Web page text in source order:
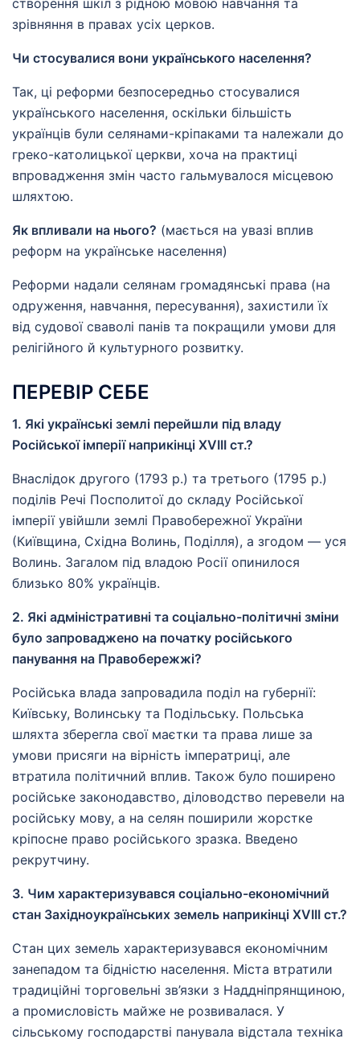
створення шкіл з рідною мовою навчання та
зрівняння в правах усіх церков.
Чи стосувалися вони українського населення?
Так, ці реформи безпосередньо стосувалися
українського населення, оскільки більшість
українців були селянами-кріпаками та належали до
греко-католицької церкви, хоча на практиці
впровадження змін часто гальмувалося місцевою
шляхтою.
Як впливали на нього? (мається на увазі вплив
реформ на українське населення)
Реформи надали селянам громадянські права (на
одруження, навчання, пересування), захистили їх
від судової сваволі панів та покращили умови для
релігійного й культурного розвитку.
ПЕРЕВІР СЕБЕ
1. Які українські землі перейшли під владу
Російської імперії наприкінці XVIII ст.?
Внаслідок другого (1793 р.) та третього (1795 р.)
поділів Речі Посполитої до складу Російської
імперії увійшли землі Правобережної України
(Київщина, Східна Волинь, Поділля), а згодом — уся
Волинь. Загалом під владою Росії опинилося
близько 80% українців.
2. Які адміністративні та соціально-політичні зміни
було запроваджено на початку російського
панування на Правобережжі?
Російська влада запровадила поділ на губернії:
Київську, Волинську та Подільську. Польська
шляхта зберегла свої маєтки та права лише за
умови присяги на вірність імператриці, але
втратила політичний вплив. Також було поширено
російське законодавство, діловодство перевели на
російську мову, а на селян поширили жорстке
кріпосне право російського зразка. Введено
рекрутчину.
3. Чим характеризувався соціально-економічний
стан Західноукраїнських земель наприкінці XVIII ст.?
Стан цих земель характеризувався економічним
занепадом та бідністю населення. Міста втратили
традиційні торговельні зв’язки з Наддніпрянщиною,
а промисловість майже не розвивалася. У
сільському господарстві панувала відстала техніка